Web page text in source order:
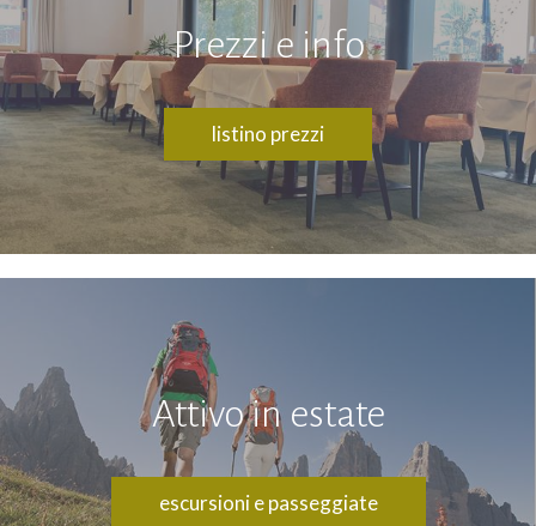
Prezzi e info
listino prezzi
Attivo in estate
escursioni e passeggiate